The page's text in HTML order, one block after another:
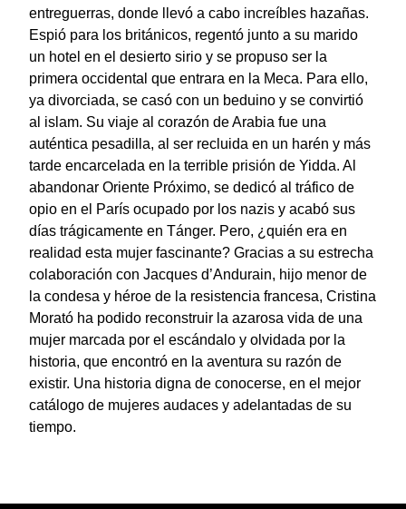
entreguerras, donde llevó a cabo increíbles hazañas.
Espió para los británicos, regentó junto a su marido
un hotel en el desierto sirio y se propuso ser la
primera occidental que entrara en la Meca. Para ello,
ya divorciada, se casó con un beduino y se convirtió
al islam. Su viaje al corazón de Arabia fue una
auténtica pesadilla, al ser recluida en un harén y más
tarde encarcelada en la terrible prisión de Yidda. Al
abandonar Oriente Próximo, se dedicó al tráfico de
opio en el París ocupado por los nazis y acabó sus
días trágicamente en Tánger. Pero, ¿quién era en
realidad esta mujer fascinante? Gracias a su estrecha
colaboración con Jacques d’Andurain, hijo menor de
la condesa y héroe de la resistencia francesa, Cristina
Morató ha podido reconstruir la azarosa vida de una
mujer marcada por el escándalo y olvidada por la
historia, que encontró en la aventura su razón de
existir. Una historia digna de conocerse, en el mejor
catálogo de mujeres audaces y adelantadas de su
tiempo.